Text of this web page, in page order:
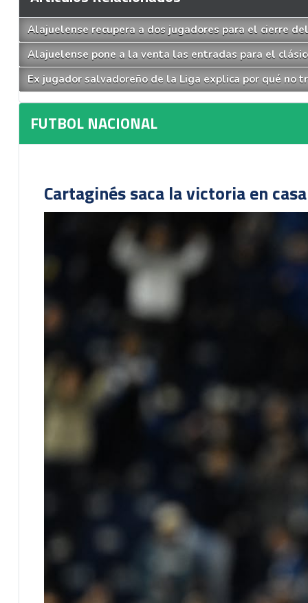
Alajuelense recupera a dos jugadores para el cierre
Alajuelense pone a la venta las entradas para el
Ex jugador salvadoreño de la Liga explica por qué no
FUTBOL NACIONAL
Cartaginés saca la victoria en